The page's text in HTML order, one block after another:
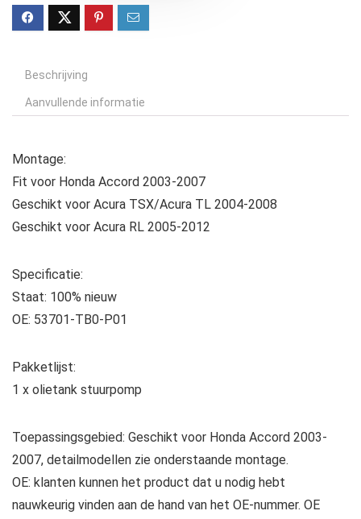
Beschrijving
Aanvullende informatie
Montage:
Fit voor Honda Accord 2003-2007
Geschikt voor Acura TSX/Acura TL 2004-2008
Geschikt voor Acura RL 2005-2012
Specificatie:
Staat: 100% nieuw
OE: 53701-TB0-P01
Pakketlijst:
1 x olietank stuurpomp
Toepassingsgebied: Geschikt voor Honda Accord 2003-
2007, detailmodellen zie onderstaande montage.
OE: klanten kunnen het product dat u nodig hebt
nauwkeurig vinden aan de hand van het OE-nummer. OE